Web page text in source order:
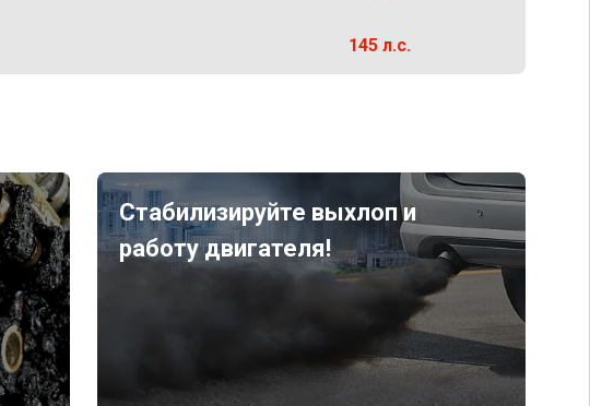
145 л.с.
Стабилизируйте выхлоп и
работу двигателя!